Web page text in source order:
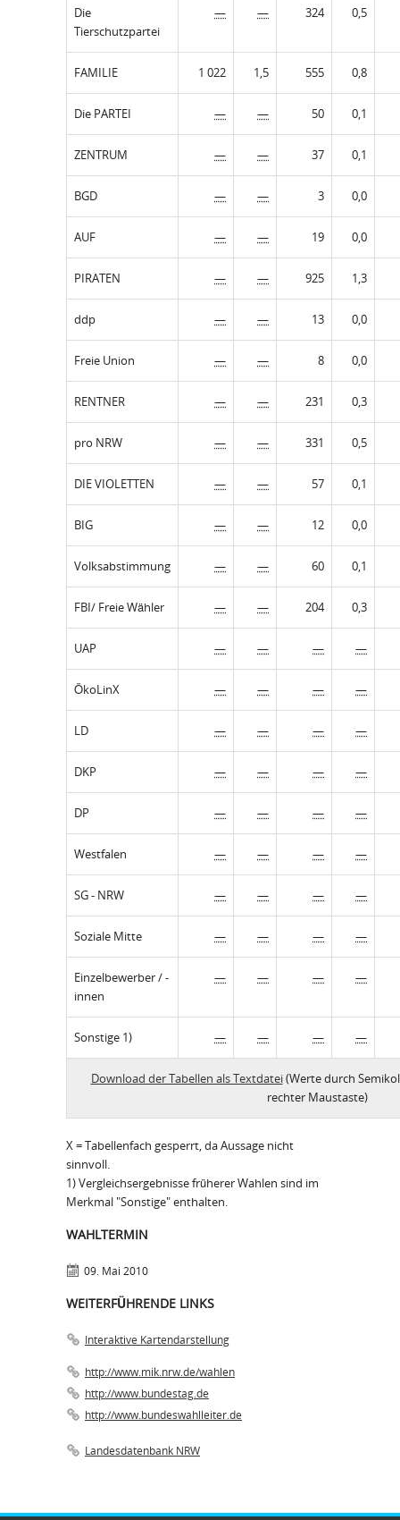
Die
Tierschutzpartei
— — 324 0,5
FAMILIE 1 022 1,5 555 0,8
Die PARTEI — — 50 0,1
ZENTRUM — — 37 0,1
BGD — — 3 0,0
AUF — — 19 0,0
PIRATEN — — 925 1,3
ddp — — 13 0,0
Freie Union — — 8 0,0
RENTNER — — 231 0,3
pro NRW — — 331 0,5
DIE VIOLETTEN — — 57 0,1
BIG — — 12 0,0
Volksabstimmung — — 60 0,1
FBI/ Freie Wähler — — 204 0,3
UAP — — — —
ÖkoLinX — — — —
LD — — — —
DKP — — — —
DP — — — —
Westfalen — — — —
SG - NRW — — — —
Soziale Mitte — — — —
Einzelbewerber / -
innen
— — — —
Sonstige 1) — — — —
Download der Tabellen als Textdatei(Werte durch
rechter Maustaste)
X = Tabellenfach gesperrt, da Aussage nicht
sinnvoll.
1) Vergleichsergebnisse früherer Wahlen sind im
Merkmal "Sonstige" enthalten.
WAHLTERMIN
09. Mai 2010
WEITERFÜHRENDE LINKS
Interaktive Kartendarstellung
http://www.mik.nrw.de/wahlen
http://www.bundestag.de
http://www.bundeswahlleiter.de
Landesdatenbank NRW